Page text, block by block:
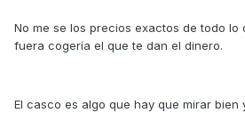
No me se los precios exactos de todo lo
fuera cogería el que te dan el dinero.
El casco es algo que hay que mirar bien